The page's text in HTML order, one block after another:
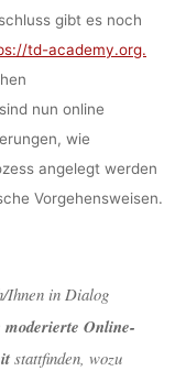
gibt es noch
td-academy.org.
nun online
wie
angelegt werden
Vorgehensweisen.
Ihnen in Dialog
moderierte Online-
stattfinden, wozu